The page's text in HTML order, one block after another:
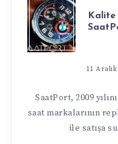
VE
Kalite
11 Aralık
SaatPort, 2009
saat markalarının
ile satışa